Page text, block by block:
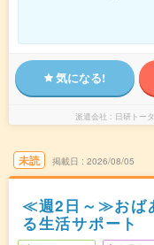
気になる!
派遣会社 日研トー
未読 掲載日 2026/08/05
≪週2日～≫おば
る生活サポート